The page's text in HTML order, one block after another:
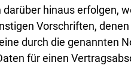
hinaus erfolgen,
Vorschriften,
durch die genannten
für einen